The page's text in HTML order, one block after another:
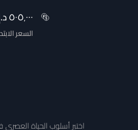
٥٠٥٬٠٠٠
السعر